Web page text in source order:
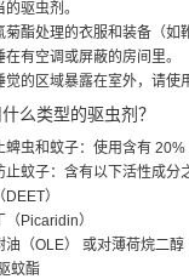
驱虫剂。
菊酯处理的衣服和装备（如
在有空调或屏蔽的房间里。
觉的区域暴露在室外，请使
么类型的驱虫剂？
蜱虫和蚊子：使用含有
止蚊子：含有以下活性成分
）
（Picaridin）
油（OLE） 或对薄荷烷二醇
蚊酯